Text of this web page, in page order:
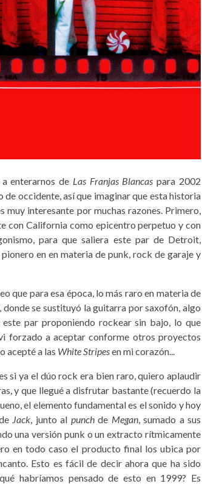
enterarnos de Las Franjas Blancas para 2002
de occidente, así que imaginar que esta historia
interesante por muchas razones. Primero,
con California como epicentro perpetuo y con
para que saliera este par de Detroit,
en en materia de punk, rock de garaje y
que para esa época, lo más raro en materia de
, donde se sustituyó la guitarra por saxofón, algo
par proponiendo rockear sin bajo, lo que
forzado a aceptar conforme otros proyectos
acepté a las White Stripesen mi corazón...
si ya el dúo rock era bien raro, quiero aplaudir
y que llegué a disfrutar bastante (recuerdo la
el elemento fundamental es el sonido y hoy
Jack, junto al punchde Megan, sumado a sus
una versión punk o un extracto rítmicamente
en todo caso el producto final los ubica por
Esto es fácil de decir ahora que ha sido
habríamos pensado de esto en 1999? Es